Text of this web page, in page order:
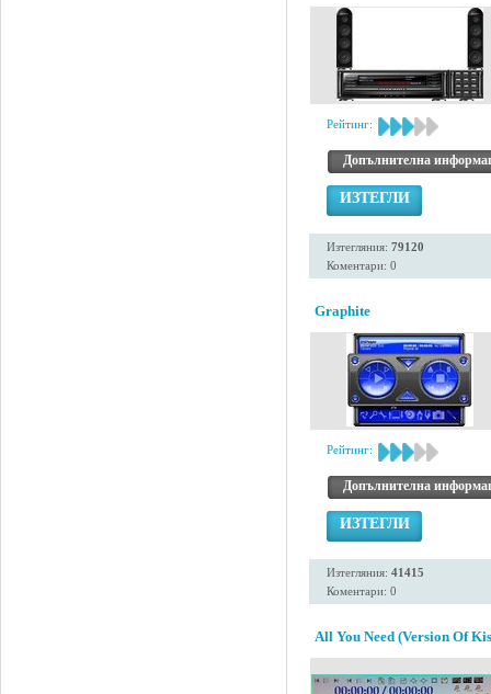
Рейтинг:
Допълнителна
ИЗТЕГЛИ
Изтегляния: 79120
Коментари: 0
Graphite
Рейтинг:
Допълнителна
ИЗТЕГЛИ
Изтегляния: 41415
Коментари: 0
All You Need (Version Of